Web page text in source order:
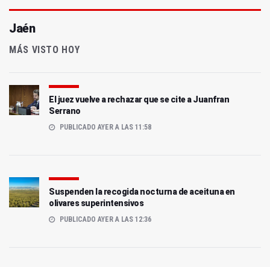
Jaén
MÁS VISTO HOY
El juez vuelve a rechazar que se cite a Juanfran
Serrano
PUBLICADO AYER A LAS 11:58
Suspenden la recogida nocturna de aceituna en
olivares superintensivos
PUBLICADO AYER A LAS 12:36